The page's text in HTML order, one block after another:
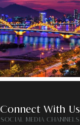
Connect With Us
SOCIAL MEDIA CHANNELS